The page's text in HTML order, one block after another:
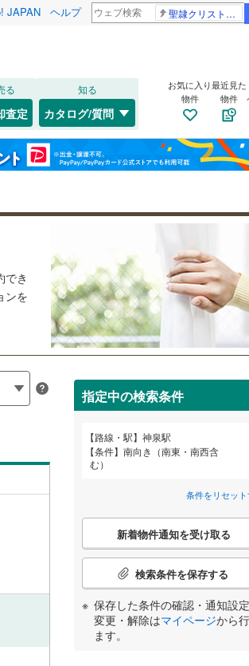
JAPAN ヘルプ 聖隷クリストファー高校
る
査定
知る
カタログ/質問
お気に入り
物件
最近見た
物件
でき
ンを
指定中の検索条件
路線・駅
神泉駅
条件
南向き（南東・南西含
む）
条件をリセット
こ
検
条
件
新着物件通知を受け取る
検索条件を保存する
保存した条件の確認・通知設
変更・解除はマイページから
ます。
福島
和歌山
鹿児島 沖縄
条件をリセットする
条件をリセットする
条件をリセットする
千歳線(24)
日高本線(1)
宗谷本線(2)
川越線(213)
日光線(38)
仙石線(131)
大船渡線(2)
八戸線(3)
陸羽西線 (1)
津軽線(4)
信越本線(84)
(2)
総武本線(445)
条件をリセットする
(13) (13) (19) (27)
条件をリセットする
バイク置き場 30）
防犯カメラ（31）
2階以上（62 ）
制震構造 （0）
低層マンション（4階建て以
下）（ 2 ）
条件をリセットする
ます。